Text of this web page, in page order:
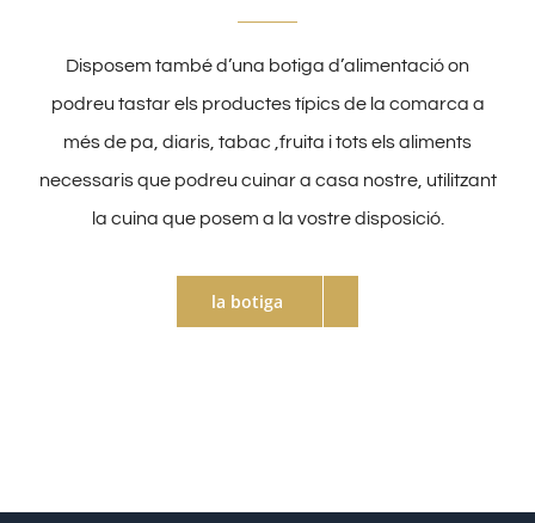
Disposem també d’una botiga d’alimentació on
podreu tastar els productes típics de la comarca a
més de pa, diaris, tabac ,fruita i tots els aliments
necessaris que podreu cuinar a casa nostre, utilitzant
la cuina que posem a la vostre disposició.
la botiga